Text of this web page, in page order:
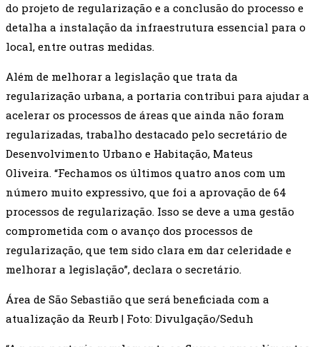
do projeto de regularização e a conclusão do processo e
detalha a instalação da infraestrutura essencial para o
local, entre outras medidas.
Além de melhorar a legislação que trata da
regularização urbana, a portaria contribui para ajudar a
acelerar os processos de áreas que ainda não foram
regularizadas, trabalho destacado pelo secretário de
Desenvolvimento Urbano e Habitação, Mateus
Oliveira. “Fechamos os últimos quatro anos com um
número muito expressivo, que foi a aprovação de 64
processos de regularização. Isso se deve a uma gestão
comprometida com o avanço dos processos de
regularização, que tem sido clara em dar celeridade e
melhorar a legislação”, declara o secretário.
Área de São Sebastião que será beneficiada com a
atualização da Reurb | Foto: Divulgação/Seduh